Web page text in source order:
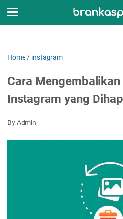
Home / instagram
Cara
Instagram yang
By Admin